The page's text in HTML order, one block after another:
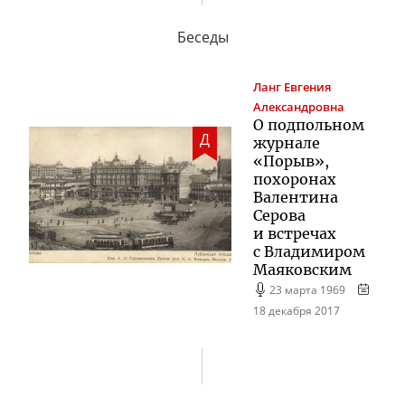
Беседы
Д
Ланг Евгения
Александровна
О подпольном
журнале
«Порыв»,
похоронах
Валентина
Серова
и встречах
с Владимиром
Маяковским
23 марта 1969
18 декабря 2017